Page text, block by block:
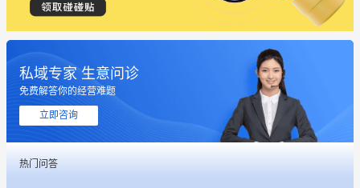
私域专家 生意问诊
免费解答你的经营难题
立即咨询
热门问答
这个营销策划案例推荐大家看一下
用有赞就能在微信、小红书同时经营了